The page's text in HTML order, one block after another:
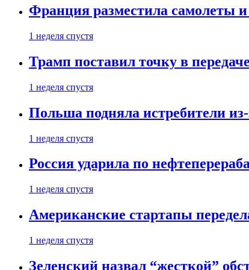
Франция разместила самолеты
1 неделя спустя
Трамп поставил точку в
1 неделя спустя
Польша подняла истребители
1 неделя спустя
Россия ударила по
1 неделя спустя
Американские стартапы
1 неделя спустя
Зеленский назвал “жесткой”